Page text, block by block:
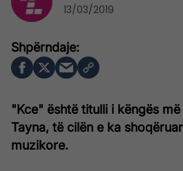
"Kce" është titulli i këngës
Tayna, të cilën e ka
muzikore.
13/03/2019